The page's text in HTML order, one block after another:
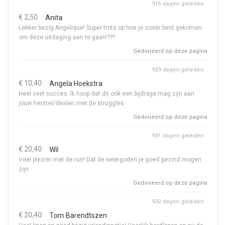
€ 2,50 Anita
Lekker bezig Angelique! Super trots op hoe je zover bent gekomen
om deze uitdaging aan te gaan!???
915 dagen geleden
Gedoneerd op deze pagina
€ 10,40 Angela Hoekstra
Heel veel succes. Ik hoop dat dit ook een bijdrage mag zijn aan
jouw herstel/dealen met de struggles
929 dagen geleden
Gedoneerd op deze pagina
€ 20,40 Wil
Veel plezier met de run! Dat de weergoden je goed gezind mogen
zijn
931 dagen geleden
Gedoneerd op deze pagina
€ 20,40 Tom Barendtszen
932 dagen geleden